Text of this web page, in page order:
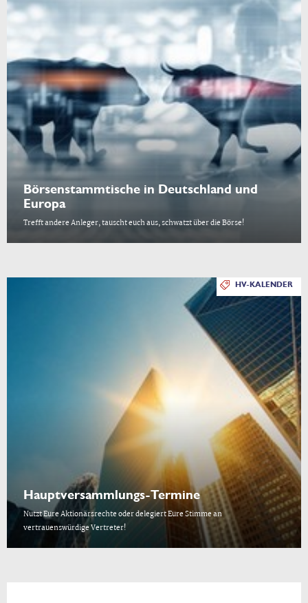
Börsenstammtische in Deutschland und
Europa
Trefft andere Anleger, tauscht euch aus, schwatzt über die Börse!
HV-KALENDER
Hauptversammlungs-Termine
Nutzt Eure Aktionärsrechte oder delegiert Eure Stimme an
vertrauenswürdige Vertreter!